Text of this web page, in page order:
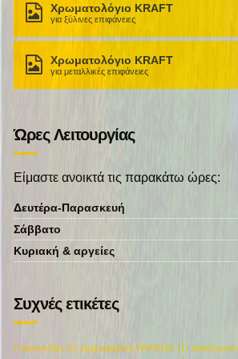
Χρωματολόγιο KRAFT
για ξύλινες επιφάνειες
Χρωματολόγιο KRAFT
για μεταλλικές επιφάνειες
Ώρες Λειτουργίας
Είμαστε ανοικτά τις παρακάτω ώρες:
Δευτέρα-Παρασκευή
Σάββατο
Κυριακή & αργείες
Συχνές ετικέτες
Γυψοσανίδες (1) Διαγραμμίσεις PARKING (1) Διακόσμηση